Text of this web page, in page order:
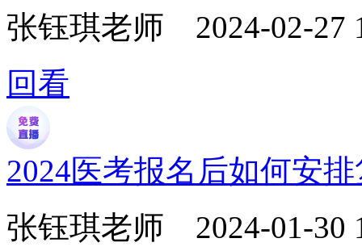
张钰琪老师 2024-02-27
回看
2024医考报名后如何安
张钰琪老师 2024-01-30